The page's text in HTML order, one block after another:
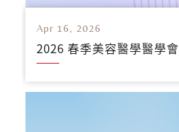
Apr 16, 2026
2026 春季美容醫學醫學會